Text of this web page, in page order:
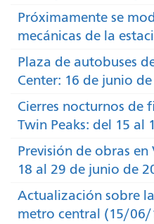
Próximamente se
mecánicas de la
Plaza de autobuses
Center: 16 de junio de
Cierres nocturnos de
Twin Peaks: del 15 al
Previsión de obras en
18 al 29 de junio de
Actualización sobre
metro central (15/06/